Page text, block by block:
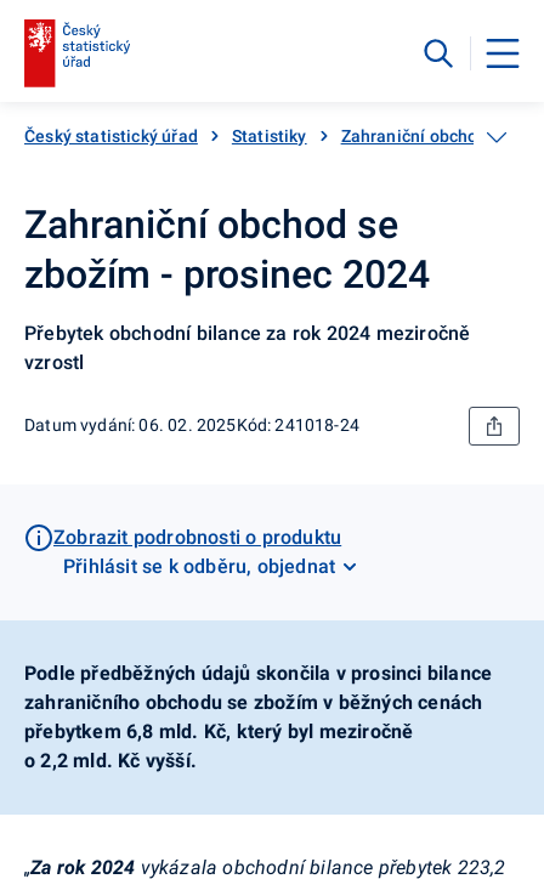
Český statistický úřad Statistiky Zahraniční obchod
Zahraniční obchod se
zbožím - prosinec 2024
Přebytek obchodní bilance za rok 2024 meziročně
vzrostl
Datum vydání: 06. 02. 2025Kód: 241018-24
Zobrazit podrobnosti o produktu
Přihlásit se k odběru, objednat
Podle předběžných údajů skončila v prosinci bilance
zahraničního obchodu se zbožím v běžných cenách
přebytkem 6,8 mld. Kč, který byl meziročně
o 2,2 mld. Kč vyšší.
„Za rok 2024 vykázala obchodní bilance přebytek 223,2